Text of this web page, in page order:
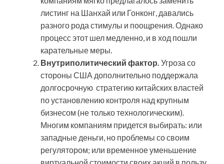
листинг на Шанхай или Гонконг, давались
разного рода стимулы и поощрения. Однако
процесс этот шел медленно, и в ход пошли
карательные меры.
Внутриполитический фактор. Угроза со
стороны США дополнительно поддержала
долгосрочную стратегию китайских властей
по установлению контроля над крупным
бизнесом (не только технологическим).
Многим компаниям придется выбирать: или
западные деньги, но проблемы со своим
регулятором; или временное уменьшение